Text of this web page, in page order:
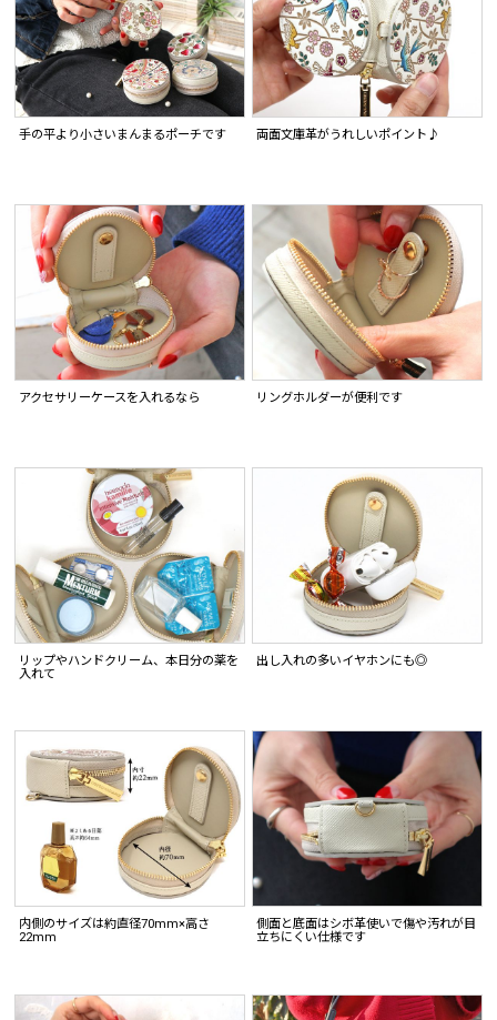
手の平より小さいまんまるポーチです 両面文庫革がうれしいポイント♪
アクセサリーケースを入れるなら リングホルダーが便利です
リップやハンドクリーム、本日分の薬を
入れて
出し入れの多いイヤホンにも◎
内側のサイズは約直径70mm×高さ
22mm
側面と底面はシボ革使いで傷や汚れが目
立ちにくい仕様です